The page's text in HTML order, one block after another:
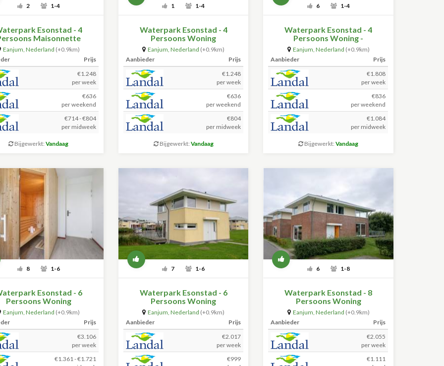
2 1-4
Esonstad - 4
Maisonnette
Eanjum, Nederland (+0.9km)
Prijs
€1.248
per week
€636
per weekend
€714 - €804
per midweek
Bijgewerkt:Vandaag
1 1-4
Waterpark Esonstad - 4
Persoons Woning
Eanjum,Nederland (+0.9km)
Aanbieder
Prijs
€1.248
per week
€636
per weekend
€804
per midweek
Bijgewerkt: Vandaag
6 1-4
Waterpark Esonstad - 4
Persoons Woning -
Waterwoning
Eanjum, Nederland (+0.9km)
Aanbieder
Prijs
€1.808
per week
€836
per weekend
€1.084
per midweek
Bijgewerkt:Vandaag
8 1-6
Esonstad - 6
Persoons Woning
Eanjum, Nederland (+0.9km)
Prijs
€3.106
per week
€1.361 - €1.721
7 1-6
Waterpark Esonstad - 6
Persoons Woning
Eanjum,Nederland (+0.9km)
Aanbieder
Prijs
€2.017
per week
€999
6 1-8
Waterpark Esonstad - 8
Persoons Woning
Eanjum, Nederland (+0.9km)
Aanbieder
Prijs
€2.055
per week
€1.111